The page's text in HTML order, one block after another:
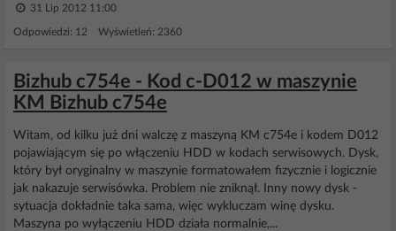
31 Lip 2012 11:00
Odpowiedzi: 12 Wyświetleń: 2360
Bizhub c754e - Kod c-D012 w maszynie
KM Bizhub c754e
Witam, od kilku już dni walczę z maszyną KM c754e i kodem D012
pojawiającym się po włączeniu HDD w kodach serwisowych. Dysk,
który był oryginalny w maszynie formatowałem fizycznie i logicznie
jak nakazuje serwisówka. Problem nie zniknął. Inny nowy dysk -
sytuacja dokładnie taka sama, więc wykluczam winę dysku.
Maszyna po wyłączeniu HDD działa normalnie,...